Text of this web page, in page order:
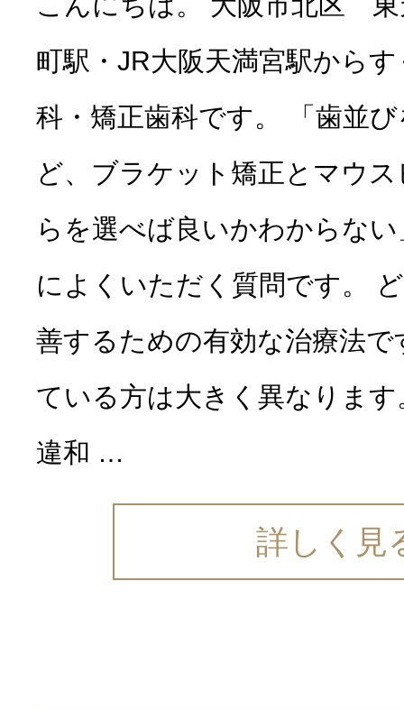
町駅・JR大阪天満宮駅から
科・矯正歯科です。 「歯並
ど、ブラケット矯正とマウ
らを選べば良いかわからな
によくいただく質問です。
善するための有効な治療法
ている方は大きく異なりま
違和 …
詳しく見